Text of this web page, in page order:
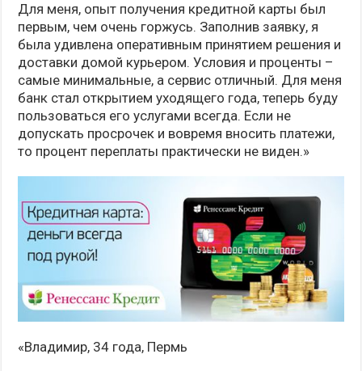
Для меня, опыт получения кредитной карты был
первым, чем очень горжусь. Заполнив заявку, я
была удивлена оперативным принятием решения и
доставки домой курьером. Условия и проценты –
самые минимальные, а сервис отличный. Для меня
банк стал открытием уходящего года, теперь буду
пользоваться его услугами всегда. Если не
допускать просрочек и вовремя вносить платежи,
то процент переплаты практически не виден.»
«Владимир, 34 года, Пермь